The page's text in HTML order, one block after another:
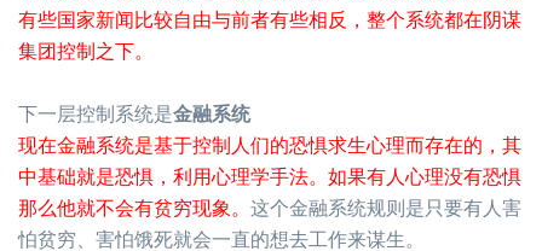
有些国家新闻比较自由与前者有些相反，整个系统都在阴谋
集团控制之下。
下一层控制系统是金融系统
现在金融系统是基于控制人们的恐惧求生心理而存在的，其
中基础就是恐惧，利用心理学手法。如果有人心理没有恐惧
那么他就不会有贫穷现象。 这个金融系统规则是只要有人害
怕贫穷、害怕饿死就会一直的想去工作来谋生。